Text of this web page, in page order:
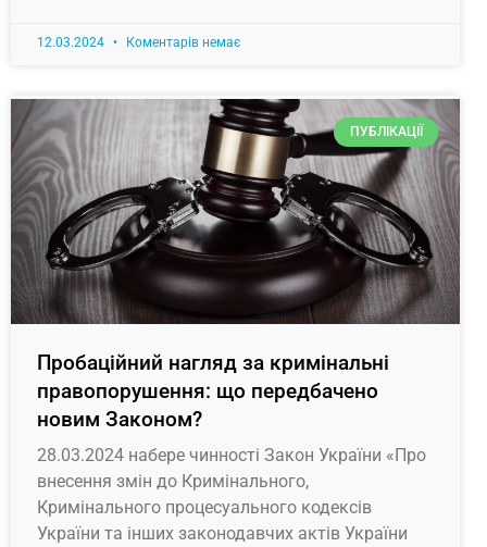
12.03.2024 Коментарів немає
ПУБЛІКАЦІЇ
Пробаційний нагляд за кримінальні
правопорушення: що передбачено
новим Законом?
28.03.2024 набере чинності Закон України «Про
внесення змін до Кримінального,
Кримінального процесуального кодексів
України та інших законодавчих актів України